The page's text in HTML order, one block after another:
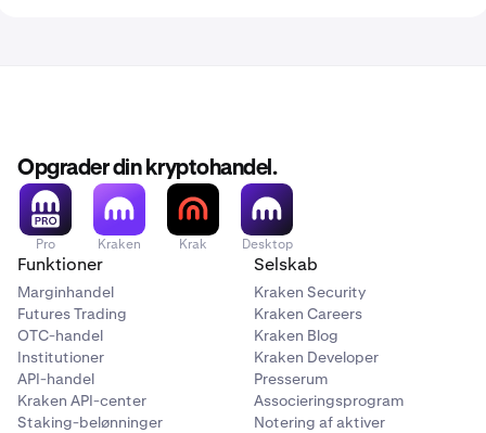
Opgrader din kryptohandel.
Pro Kraken Krak Desktop
Funktioner
Marginhandel
Futures Trading
OTC-handel
Institutioner
API-handel
Kraken API-center
Staking-belønninger
Selskab
Kraken Security
Kraken Careers
Kraken Blog
Kraken Developer
Presserum
Associeringsprogram
Notering af aktiver